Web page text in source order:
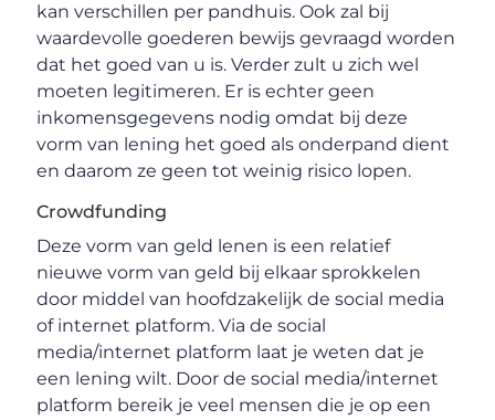
kan verschillen per pandhuis. Ook zal bij
waardevolle goederen bewijs gevraagd worden
dat het goed van u is. Verder zult u zich wel
moeten legitimeren. Er is echter geen
inkomensgegevens nodig omdat bij deze
vorm van lening het goed als onderpand dient
en daarom ze geen tot weinig risico lopen.
Crowdfunding
Deze vorm van geld lenen is een relatief
nieuwe vorm van geld bij elkaar sprokkelen
door middel van hoofdzakelijk de social media
of internet platform. Via de social
media/internet platform laat je weten dat je
een lening wilt. Door de social media/internet
platform bereik je veel mensen die je op een